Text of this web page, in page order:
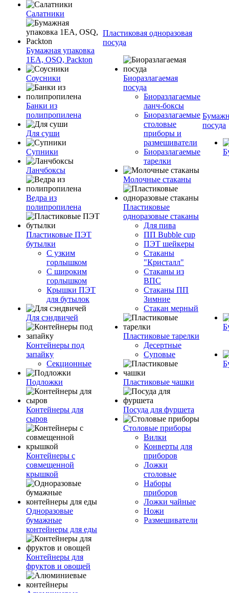
Салатники
Бумажная упаковка
1ЕА, OSQ, Packton
Соусники
Банки из
полипропилена
Для суши
Супники
Ланчбоксы
Ведра из
полипропилена
Пластиковые ПЭТ
бутылки
С узким
горлышком
С широким
горлышком
Крышки ПЭТ
для бутылок
Для сэндвичей
Контейнеры под
запайку
Секционные
Подложки
Контейнеры для
сыров
Контейнеры с
совмещенной
крышкой
Одноразовые
бумажные
контейнеры для еды
Контейнеры для
фруктов и овощей
Пластиковая одноразовая
посуда
Биоразлагаемая
посуда
Биоразлагаемые
ланч-боксы
Биоразлагаемые
столовые
приборы и
размешиватели
Биоразлагаемые
тарелки
Молочные стаканы
Пластиковые
одноразовые стаканы
Для пива
ПП Bubble cup
ПЭТ шейкеры
Стаканы
"Кристалл"
Стаканы из
ВПС
Стаканы ПП
Зимние
Стакан мерный
Пластиковые тарелки
Десертные
Суповые
Пластиковые чашки
Посуда для фуршета
Столовые приборы
Вилки
Конверты для
приборов
Ложки
столовые
Наборы
приборов
Ложки чайные
Ножи
Размешиватели
посуда